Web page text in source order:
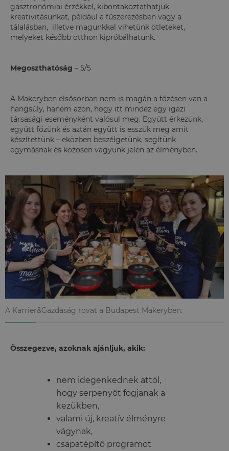
gasztronómiai érzékkel, kibontakoztathatjuk
kreativitásunkat, például a fűszerezésben vagy a
tálalásban, illetve magunkkal vihetünk ötleteket,
melyeket később otthon kipróbálhatunk.
Megoszthatóság – 5/5
A Makeryben elsősorban nem is magán a főzésen van a
hangsúly, hanem azon, hogy itt mindez egy igazi
társasági eseményként valósul meg. Együtt érkezünk,
együtt főzünk és aztán együtt is esszük meg amit
készítettünk – eközben beszélgetünk, segítünk
egymásnak és közösen vagyunk jelen az élményben.
A Karrier&Gazdaság rovat a Budapest Makeryben.
Összegezve, azoknak ajánljuk, akik:
nem idegenkednek attól,
hogy serpenyőt fogjanak a
kezükben,
valami új, kreatív élményre
vágynak,
csapatépítő programot